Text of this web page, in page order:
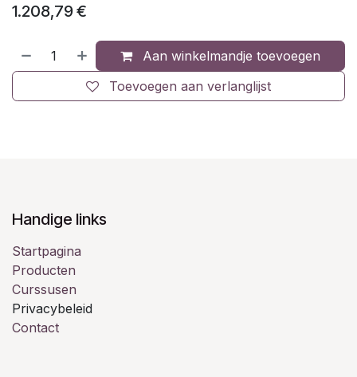
1.208,79€
Aan winkelmandje toevoegen
Toevoegen aan verlanglijst
Handige links
Startpagina
Producten
Curssusen
Privacybeleid
Contact